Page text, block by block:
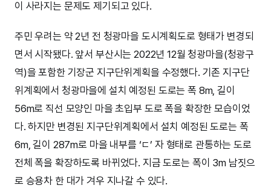
이 사라지는 문제도 제기되고 있다.
주민 우려는 약 2년 전 청광마을 도시계획도로 형태가 변경되
면서 시작됐다. 앞서 부산시는 2022년 12월 청광마을(청광구
역)을 포함한 기장군 지구단위계획을 수정했다. 기존 지구단
위계획에서 청광마을에 설치 예정된 도로는 폭 8m, 길이
56m로 직선 모양인 마을 초입부 도로 폭을 확장한 모습이었
다. 하지만 변경된 지구단위계획에서 설치 예정된 도로는 폭
6m, 길이 287m로 마을 내부를 ‘ㄷ’ 자 형태로 관통하는 도로
전체 폭을 확장하도록 바뀌었다. 지금 도로는 폭이 3m 남짓으
로 승용차 한 대가 겨우 지나갈 수 있다.